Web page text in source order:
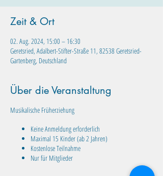
Zeit & Ort
02. Aug. 2024, 15:00 – 16:30
Geretsried, Adalbert-Stifter-Straße 11, 82538 Geretsried-
Gartenberg, Deutschland
Über die Veranstaltung
Musikalische Früherziehung
Keine Anmeldung erforderlich
Maximal 15 Kinder (ab 2 Jahren)
Kostenlose Teilnahme
Nur für Mitglieder